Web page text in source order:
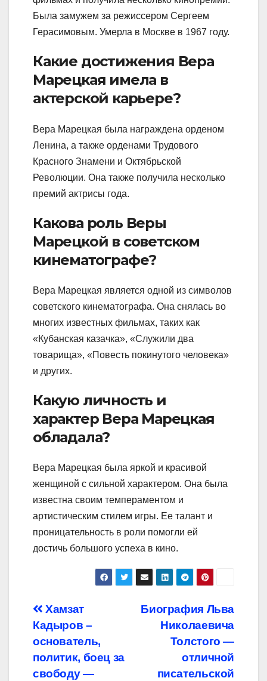
Была замужем за режиссером Сергеем
Герасимовым. Умерла в Москве в 1967 году.
Какие достижения Вера
Марецкая имела в
актерской карьере?
Вера Марецкая была награждена орденом
Ленина, а также орденами Трудового
Красного Знамени и Октябрьской
Революции. Она также получила несколько
премий актрисы года.
Какова роль Веры
Марецкой в советском
кинематографе?
Вера Марецкая является одной из символов
советского кинематографа. Она снялась во
многих известных фильмах, таких как
«Кубанская казачка», «Служили два
товарища», «Повесть покинутого человека»
и других.
Какую личность и
характер Вера Марецкая
обладала?
Вера Марецкая была яркой и красивой
женщиной с сильной характером. Она была
известна своим темпераментом и
артистическим стилем игры. Ее талант и
проницательность в роли помогли ей
достичь большого успеха в кино.
Навигация
по
записям
Биография Льва
Николаевича
Толстого —
отличной
писательской
Хамзат
Кадыров –
основатель,
политик, боец за
свободу —